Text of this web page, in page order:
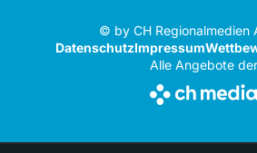
© by CH Regionalmedien
DatenschutzImpressum
Alle Angebote der